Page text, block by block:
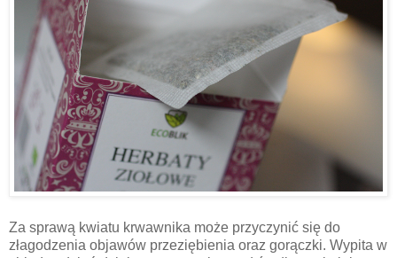
Za sprawą kwiatu krwawnika może przyczynić się do
złagodzenia objawów przeziębienia oraz gorączki. Wypita w